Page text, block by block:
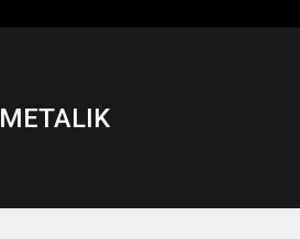
METALIK